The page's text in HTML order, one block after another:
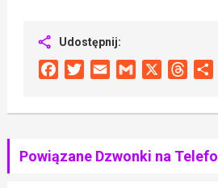
Udostępnij:
FacebookTwitterEmail Gmail
Powiązane Dzwonki na